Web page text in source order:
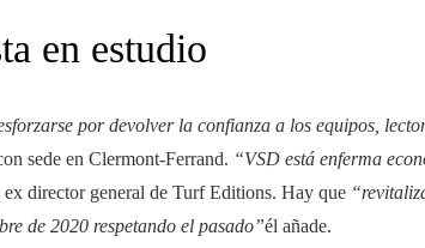
en estudio
por devolver la confianza a los equipos,
sede en Clermont-Ferrand. “VSD está enferma
ex director general de Turf Editions. Hay que
de 2020 respetando el pasado”él añade.